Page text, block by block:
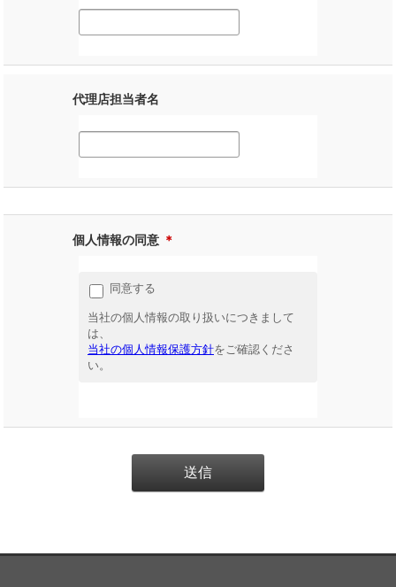
代理店担当者名
個人情報の同意 ＊
同意する
当社の個人情報の取り扱いにつきまして
は、
当社の個人情報保護方針をご確認くださ
い。